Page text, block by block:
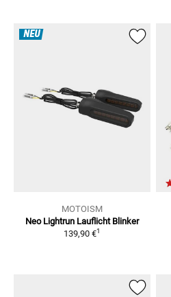
NEU
MOTOISM
Neo Lightrun Lauflicht Blinker
139,90 €1